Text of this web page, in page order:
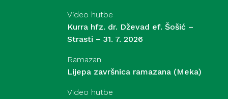
Video hutbe
Kurra hfz. dr. Dževad ef. Šošić –
Strasti – 31. 7. 2026
Ramazan
Lijepa završnica ramazana (Meka)
Video hutbe